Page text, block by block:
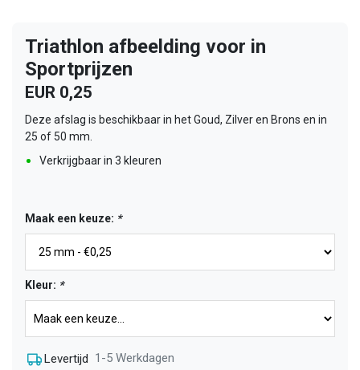
Triathlon afbeelding voor in
Sportprijzen
EUR 0,25
Deze afslag is beschikbaar in het Goud, Zilver en Brons en in
25 of 50 mm.
Verkrijgbaar in 3 kleuren
Maak een keuze: *
Kleur: *
Levertijd 1-5 Werkdagen